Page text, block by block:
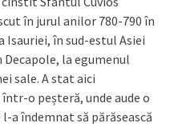
în jurul anilor 780-790 în
în sud-estul Asiei
la egumenul
sale. A stat aici
o peșteră, unde aude o
a îndemnat să părăsească